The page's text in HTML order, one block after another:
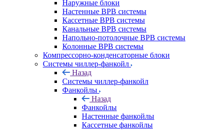
Наружные блоки
Настенные ВРВ системы
Кассетные ВРВ системы
Канальные ВРВ системы
Напольно-потолочные ВРВ системы
Колонные ВРВ системы
Компрессорно-конденсаторные блоки
Системы чиллер-фанкойл
Назад
Системы чиллер-фанкойл
Фанкойлы
Назад
Фанкойлы
Настенные фанкойлы
Кассетные фанкойлы